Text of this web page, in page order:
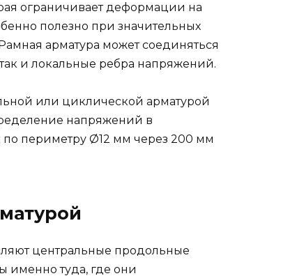
ограничивает деформации на
полезно при значительных
арматура может соединяться
и локальные ребра напряжений.
или циклической арматурой
напряжений в
по периметру Ø12 мм через 200 мм
центральные продольные
именно туда, где они